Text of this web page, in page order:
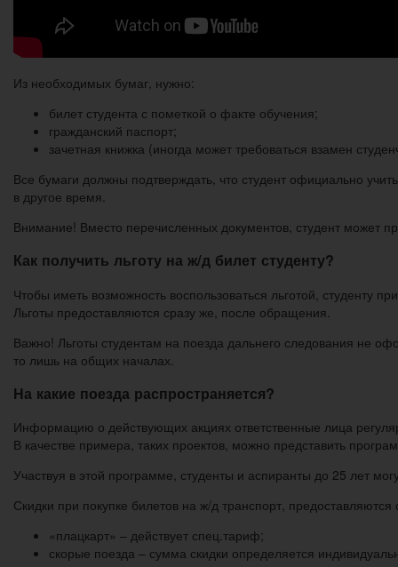
Из необходимых бумаг, нужно:
билет студента с пометкой о факте обучения;
гражданский паспорт;
зачетная книжка (иногда может требоваться взамен
Все бумаги должны подтверждать, что студент официально
в другое время.
Внимание! Вместо перечисленных документов, студент может
Как получить льготу на ж/д билет студенту?
Чтобы иметь возможность воспользоваться льготой, студенту
Льготы предоставляются сразу же, после обращения.
Важно! Льготы студентам на поезда дальнего следования не
то лишь на общих началах.
На какие поезда распространяется?
Информацию о действующих акциях ответственные лица
В качестве примера, таких проектов, можно представить
Участвуя в этой программе, студенты и аспиранты до 25 лет
Скидки при покупке билетов на ж/д транспорт, предоставляются
«плацкарт» – действует спец.тариф;
скорые поезда – сумма скидки определяется